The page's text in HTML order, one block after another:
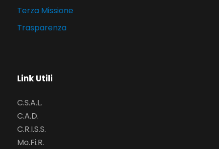
Terza Missione
Trasparenza
Link Utili
C.S.A.L.
C.A.D.
C.R.I.S.S.
Mo.Fi.R.